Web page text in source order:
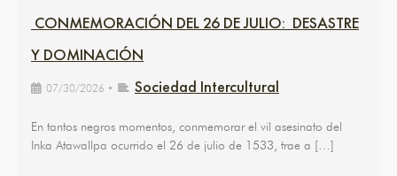
CONMEMORACIÓN DEL 26 DE JULIO: DESASTRE
Y DOMINACIÓN
07/30/2026 • Sociedad Intercultural
En tantos negros momentos, conmemorar el vil asesinato del
Inka Atawallpa ocurrido el 26 de julio de 1533, trae a […]